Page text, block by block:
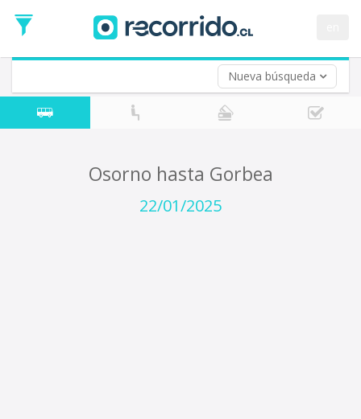
Nueva búsqueda
de
Ida
Vuelta (opcional)
Fecha
de
Osorno hasta Gorbea
22/01/2025